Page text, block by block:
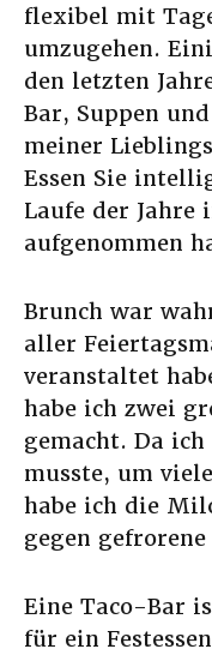
flexibel mit
umzugehen.
den letzten
Bar, Suppen
meiner
Essen Sie
Laufe der Jahre
aufgenommen
Brunch war
aller
veranstaltet
habe ich zwei
gemacht. Da
musste, um
habe ich die
gegen
Eine Taco-Bar
für ein